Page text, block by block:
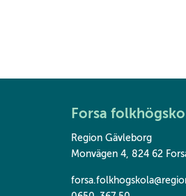
Forsa
Region Gävleborg
Monvägen 4, 824 62